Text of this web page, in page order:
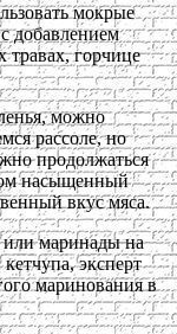
мокрые
добавлением
травах, горчице
можно
рассоле, но
продолжаться
насыщенный
вкус мяса.
маринады на
эксперт
маринования в